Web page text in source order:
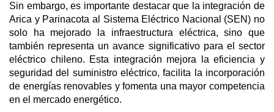
Sin embargo, es importante destacar que la integración de
Arica y Parinacota al Sistema Eléctrico Nacional (SEN) no
solo ha mejorado la infraestructura eléctrica, sino que
también representa un avance significativo para el sector
eléctrico chileno. Esta integración mejora la eficiencia y
seguridad del suministro eléctrico, facilita la incorporación
de energías renovables y fomenta una mayor competencia
en el mercado energético.